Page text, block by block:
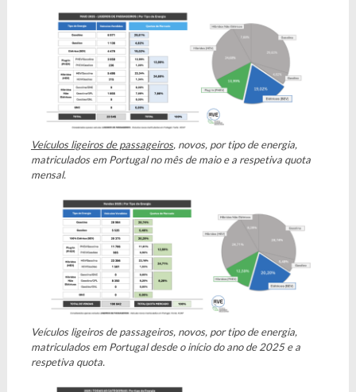
Veículos ligeiros de passageiros, novos, por tipo de energia,
matriculados em Portugal no mês de maio e a respetiva quota
mensal.
Veículos ligeiros de passageiros, novos, por tipo de energia,
matriculados em Portugal desde o início do ano de 2025 e a
respetiva quota.